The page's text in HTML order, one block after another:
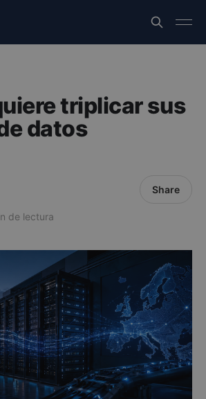
triplicar sus
datos
de lectura
Share